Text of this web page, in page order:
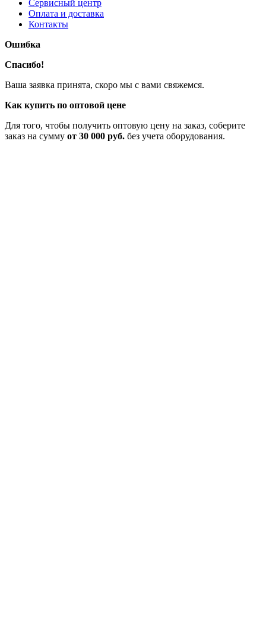
Сервисный центр
Оплата и доставка
Контакты
Ошибка
Спасибо!
Ваша заявка принята, скоро мы с вами свяжемся.
Как купить по оптовой цене
Для того, чтобы получить оптовую цену на заказ, соберите
заказ на сумму от 30 000 руб. без учета оборудования.